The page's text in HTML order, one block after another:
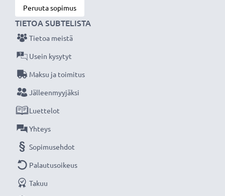
✔ Muotoiltu bajonetti-vastavalosuoja
bajonettikiinnityksellä, sopii vain tiettyihin
objektiiveihin
Tekniset tiedot:
Materiaali: Muovi
Muoto:kukkamalli / tulppaani / terälehti
- Vastavalosuoja kukkamalli / tulppaani / terälehti
bajonetti tuotemerkiltä CELLONIC 3 vuoden
takuulla!
Peruuta sopimus
TIETOA SUBTELISTA
Tietoa meistä
Usein kysytyt
Maksu ja toimitus
Jälleenmyyjäksi
Luettelot
Yhteys
Sopimusehdot
Palautusoikeus
Takuu